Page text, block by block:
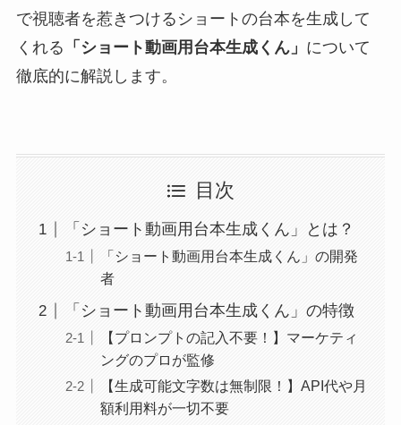
で視聴者を惹きつけるショートの台本を生成して
くれる 「ショート動画用台本生成くん」 について
徹底的に解説します。
目次
「ショート動画用台本生成くん」とは？
「ショート動画用台本生成くん」の開発
者
「ショート動画用台本生成くん」の特徴
【プロンプトの記入不要！】マーケティ
ングのプロが監修
【生成可能文字数は無制限！】API代や月
額利用料が一切不要